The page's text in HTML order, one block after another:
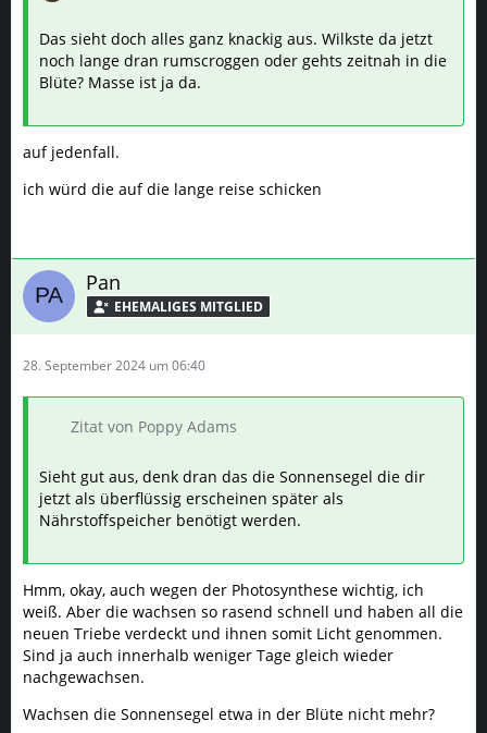
Das sieht doch alles ganz knackig aus. Wilkste da jetzt
noch lange dran rumscroggen oder gehts zeitnah in die
Blüte? Masse ist ja da.
auf jedenfall.
ich würd die auf die lange reise schicken
Pan
28. September 2024 um 06:40
Zitat von Poppy Adams
Sieht gut aus, denk dran das die Sonnensegel die dir
jetzt als überflüssig erscheinen später als
Nährstoffspeicher benötigt werden.
Hmm, okay, auch wegen der Photosynthese wichtig, ich
weiß. Aber die wachsen so rasend schnell und haben all die
neuen Triebe verdeckt und ihnen somit Licht genommen.
Sind ja auch innerhalb weniger Tage gleich wieder
nachgewachsen.
Wachsen die Sonnensegel etwa in der Blüte nicht mehr?